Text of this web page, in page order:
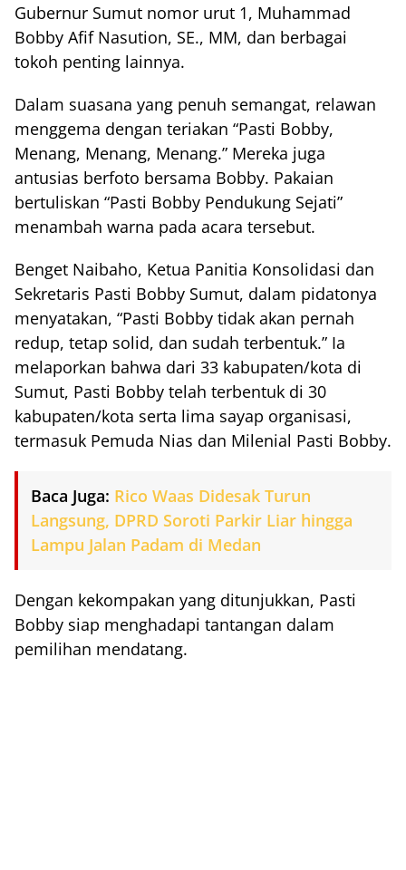
Gubernur Sumut nomor urut 1, Muhammad
Bobby Afif Nasution, SE., MM, dan berbagai
tokoh penting lainnya.
Dalam suasana yang penuh semangat, relawan
menggema dengan teriakan “Pasti Bobby,
Menang, Menang, Menang.” Mereka juga
antusias berfoto bersama Bobby. Pakaian
bertuliskan “Pasti Bobby Pendukung Sejati”
menambah warna pada acara tersebut.
Benget Naibaho, Ketua Panitia Konsolidasi dan
Sekretaris Pasti Bobby Sumut, dalam pidatonya
menyatakan, “Pasti Bobby tidak akan pernah
redup, tetap solid, dan sudah terbentuk.” Ia
melaporkan bahwa dari 33 kabupaten/kota di
Sumut, Pasti Bobby telah terbentuk di 30
kabupaten/kota serta lima sayap organisasi,
termasuk Pemuda Nias dan Milenial Pasti Bobby.
Baca Juga: Rico Waas Didesak Turun
Langsung, DPRD Soroti Parkir Liar hingga
Lampu Jalan Padam di Medan
Dengan kekompakan yang ditunjukkan, Pasti
Bobby siap menghadapi tantangan dalam
pemilihan mendatang.